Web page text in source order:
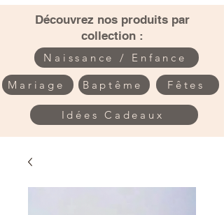
​Découvrez nos produits par
collection :
Naissance / Enfance
Mariage Baptême Fêtes
Idées Cadeaux